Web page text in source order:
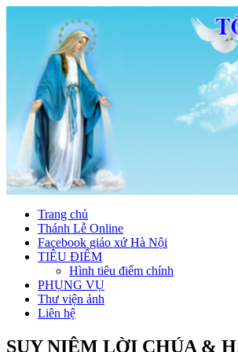
Trang chủ
Thánh Lễ Online
Facebook giáo xứ Hà Nội
TIÊU ĐIỂM
Hình tiêu điểm chính
PHỤNG VỤ
Thư viện ảnh
Liên hệ
SUY NIỆM LỜI CHÚA &